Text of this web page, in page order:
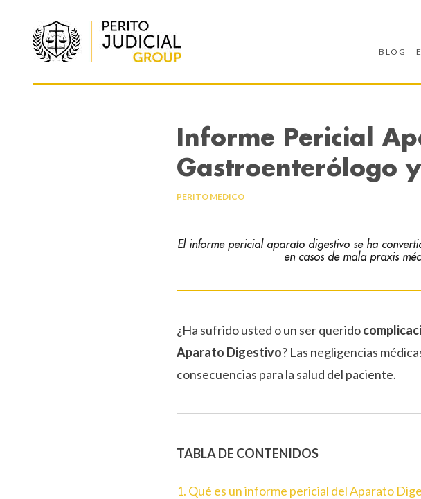
BLOG
Informe Pericial
Gastroenterólogo
PERITO MEDICO
El informe pericial aparato digestivo se ha
en casos de mala praxis
¿Ha sufrido usted o un ser querido
Aparato Digestivo? Las negligencias
consecuencias para la salud del paciente.
TABLA DE CONTENIDOS
1. Qué es un informe pericial del Aparato